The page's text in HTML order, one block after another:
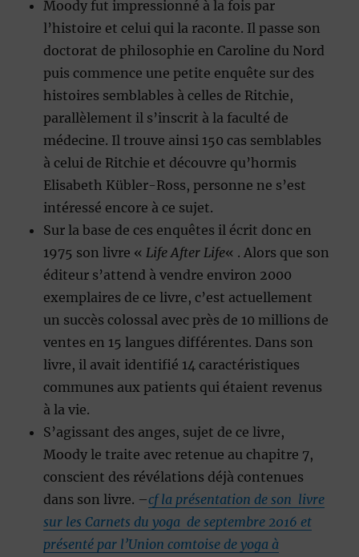
Moody fut impressionné à la fois par
l’histoire et celui qui la raconte. Il passe son
doctorat de philosophie en Caroline du Nord
puis commence une petite enquête sur des
histoires semblables à celles de Ritchie,
parallèlement il s’inscrit à la faculté de
médecine. Il trouve ainsi 150 cas semblables
à celui de Ritchie et découvre qu’hormis
Elisabeth Kübler-Ross, personne ne s’est
intéressé encore à ce sujet.
Sur la base de ces enquêtes il écrit donc en
1975 son livre «Life After Life« . Alors que son
éditeur s’attend à vendre environ 2000
exemplaires de ce livre, c’est actuellement
un succès colossal avec près de 10 millions de
ventes en 15 langues différentes. Dans son
livre, il avait identifié 14 caractéristiques
communes aux patients qui étaient revenus
à la vie.
S’agissant des anges, sujet de ce livre,
Moody le traite avec retenue au chapitre 7,
conscient des révélations déjà contenues
dans son livre. –cf la présentation de son livre
sur les Carnets du yoga de septembre 2016 et
présenté par l’Union comtoise de yoga à